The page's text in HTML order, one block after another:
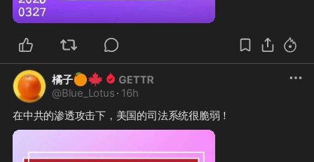
橘子🍊🍁
@Blue_Lotus · 16h
在中共的渗透攻击下，美国的司法系统很脆弱！